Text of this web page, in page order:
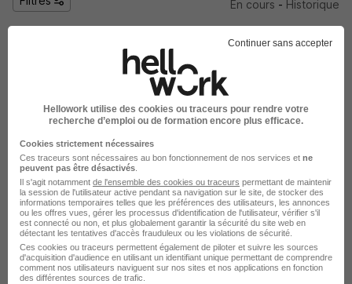
En cours - Historique
Ingénieur DevOps - Automatisation
Infrastructure H/F
Île-de-France CDI
42 000 - 60 000 € / an
Télétravail partiel
Voir l’offre
il y a 5 jours
Ivvq H/F
Île-de-France CDI
45 000 - 70 000 € / an
Continuer sans accepter
Hellowork utilise des cookies ou traceurs pour rendre votre
recherche d’emploi ou de formation encore plus efficace.
Cookies strictement nécessaires
Ces traceurs sont nécessaires au bon fonctionnement de nos services et ne
peuvent pas être désactivés
Il s'agit notamment de l'ensemble des cookies ou traceurs permettant de maintenir
la session de l'utilisateur active pendant sa navigation sur le site, de stocker des
informations temporaires telles que les préférences des utilisateurs, les annonces
ou les offres vues, gérer les processus d'identification de l'utilisateur, vérifier s'il
est connecté ou non, et plus globalement garantir la sécurité du site web en
détectant les tentatives d'accès frauduleux ou les violations de sécurité.
Ces cookies ou traceurs permettent également de piloter et suivre les sources
d'acquisition d'audience en utilisant un identifiant unique permettant de comprendre
comment nos utilisateurs naviguent sur nos sites et nos applications en fonction
des différentes sources de trafic.